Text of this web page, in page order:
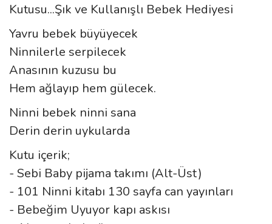
Kutusu...Şık ve Kullanışlı Bebek Hediyesi
Yavru bebek büyüyecek
Ninnilerle serpilecek
Anasının kuzusu bu
Hem ağlayıp hem gülecek.
Ninni bebek ninni sana
Derin derin uykularda
Kutu içerik;
- Sebi Baby pijama takımı (Alt-Üst)
- 101 Ninni kitabı 130 sayfa can yayınları
- Bebeğim Uyuyor kapı askısı